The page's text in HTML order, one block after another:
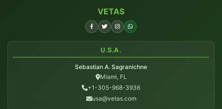
VETAS
U.S.A.
Sebastian A. Sagranichne
Miami, FL
+1-305-968-3936
usa@vetas.com